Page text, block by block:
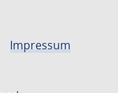
Impressum